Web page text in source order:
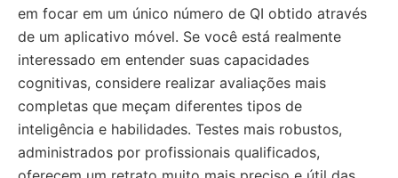
em focar em um único número de QI obtido através
de um aplicativo móvel. Se você está realmente
interessado em entender suas capacidades
cognitivas, considere realizar avaliações mais
completas que meçam diferentes tipos de
inteligência e habilidades. Testes mais robustos,
administrados por profissionais qualificados,